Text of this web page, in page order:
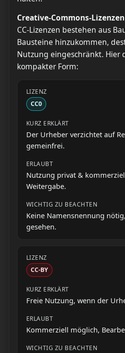
Creative-Commons-
CC-Lizenzen bestehen aus
Bausteine hinzukommen,
Nutzung eingeschränkt. Hier
kompakter Form:
CC0
Der Urheber verzichtet auf
gemeinfrei.
Nutzung privat &
Weitergabe.
Keine Namensnennung
gesehen.
CC-BY
Freie Nutzung, wenn der
Kommerziell möglich,